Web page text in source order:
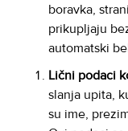
boravka,
prikupljaju
automatski
Lični podaci
slanja upita,
su ime,